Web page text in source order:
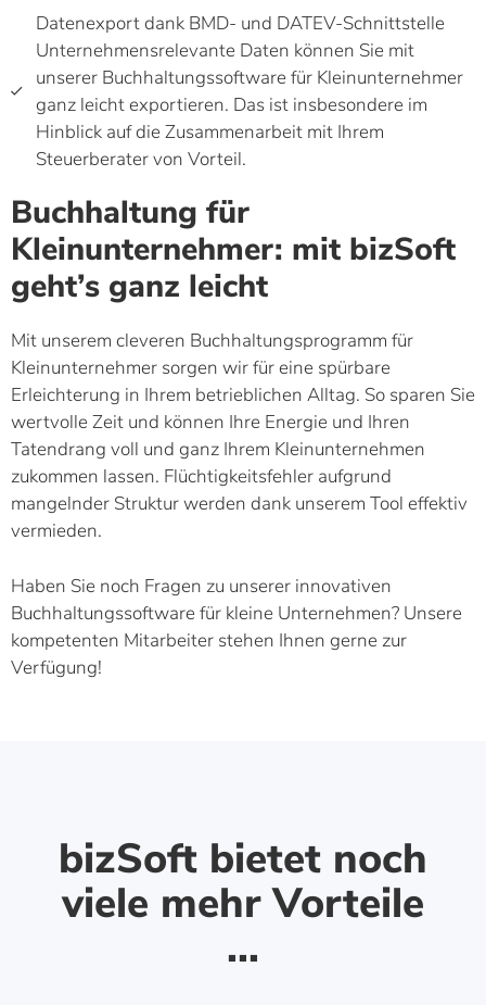
Datenexport dank BMD- und DATEV-Schnittstelle
Unternehmensrelevante Daten können Sie mit
unserer Buchhaltungssoftware für Kleinunternehmer
ganz leicht exportieren. Das ist insbesondere im
Hinblick auf die Zusammenarbeit mit Ihrem
Steuerberater von Vorteil.
Buchhaltung für
Kleinunternehmer: mit bizSoft
geht’s ganz leicht
Mit unserem cleveren Buchhaltungsprogramm für
Kleinunternehmer sorgen wir für eine spürbare
Erleichterung in Ihrem betrieblichen Alltag. So sparen Sie
wertvolle Zeit und können Ihre Energie und Ihren
Tatendrang voll und ganz Ihrem Kleinunternehmen
zukommen lassen. Flüchtigkeitsfehler aufgrund
mangelnder Struktur werden dank unserem Tool effektiv
vermieden.
Haben Sie noch Fragen zu unserer innovativen
Buchhaltungssoftware für kleine Unternehmen? Unsere
kompetenten Mitarbeiter stehen Ihnen gerne zur
Verfügung!
bizSoft bietet noch
viele mehr Vorteile
...